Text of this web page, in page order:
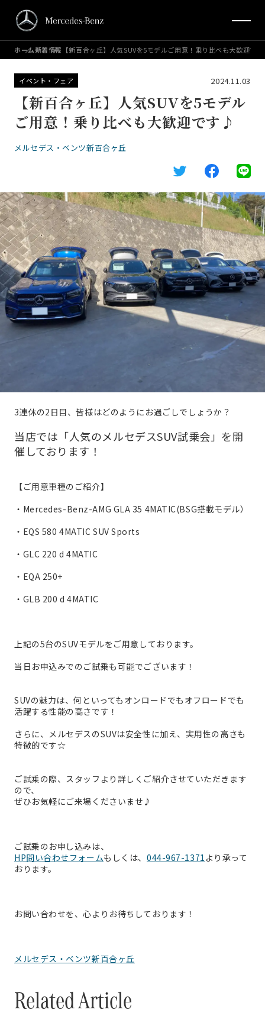
ホーム新着情報 【新百合ヶ丘】人気SUVを5モデルご用意！乗り比べも大歓迎で
イベント・フェア 2024.11.03
【新百合ヶ丘】人気SUVを5モデル
ご用意！乗り比べも大歓迎です♪
メルセデス・ベンツ新百合ヶ丘
3連休の2日目、皆様はどのようにお過ごしでしょうか？
当店では「人気のメルセデスSUV試乗会」を開
催しております！
【ご用意車種のご紹介】
・Mercedes-Benz-AMG GLA 35 4MATIC(BSG搭載モデル）
・EQS 580 4MATIC SUV Sports
・GLC 220 d 4MATIC
・EQA 250+
・GLB 200 d 4MATIC
上記の5台のSUVモデルをご用意しております。
当日お申込みでのご試乗も可能でございます！
SUVの魅力は、何といってもオンロードでもオフロードでも
活躍する性能の高さです！
さらに、メルセデスのSUVは安全性に加え、実用性の高さも
特徴的です☆
ご試乗の際、スタッフより詳しくご紹介させていただきます
ので、
ぜひお気軽にご来場くださいませ♪
ご試乗のお申し込みは、
HP問い合わせフォームもしくは、 044-967-1371 より承って
おります。
お問い合わせを、心よりお待ちしております！
メルセデス・ベンツ新百合ヶ丘
Related Article